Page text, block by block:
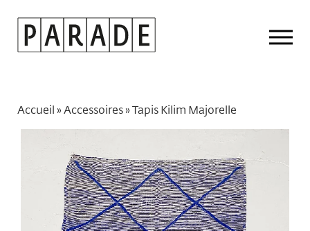
Accueil »Accessoires»Tapis Kilim Majorelle